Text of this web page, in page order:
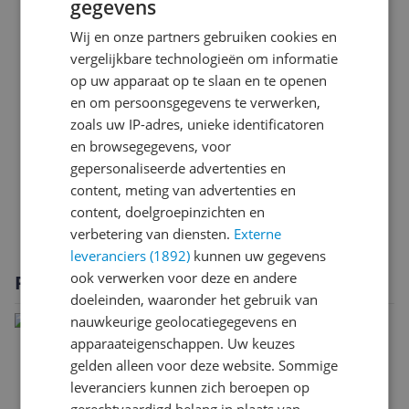
Functionaliteiten
Instelbare functies voor type koffie
Materiaal
Onderhoud en reiniging
Opties voor koffiebereiding
Overige kenmerken
Productomschrijving
gegevens
Wij en onze partners gebruiken cookies en
vergelijkbare technologieën om informatie
op uw apparaat op te slaan en te openen
en om persoonsgegevens te verwerken,
zoals uw IP-adres, unieke identificatoren
en browsegegevens, voor
gepersonaliseerde advertenties en
content, meting van advertenties en
content, doelgroepinzichten en
verbetering van diensten. Externe
leveranciers (1892) kunnen uw gegevens
ook verwerken voor deze en andere
doeleinden, waaronder het gebruik van
nauwkeurige geolocatiegegevens en
apparaateigenschappen. Uw keuzes
gelden alleen voor deze website. Sommige
leveranciers kunnen zich beroepen op